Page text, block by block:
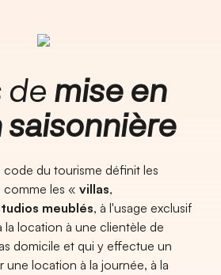
de mise en
code du tourisme définit les
comme les « villas,
meublés, à l'usage exclusif
la location à une clientèle de
domicile et qui y effectue un
une location à la journée, à la